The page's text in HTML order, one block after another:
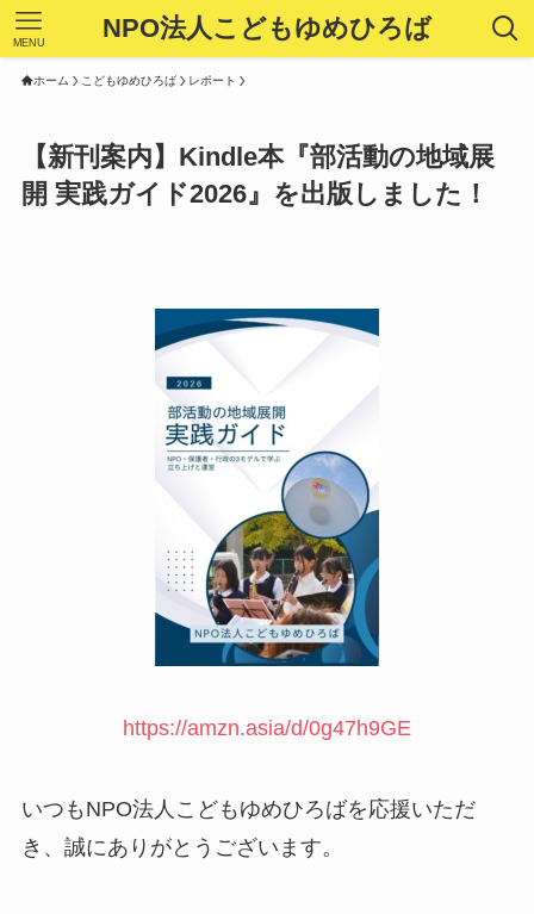
NPO法人こどもゆめひろば
MENU
ホーム こどもゆめひろば レポート
【新刊案内】Kindle本『部活動の地域展
開 実践ガイド2026』を出版しました！
https://amzn.asia/d/0g47h9GE
いつもNPO法人こどもゆめひろばを応援いただ
き、誠にありがとうございます。